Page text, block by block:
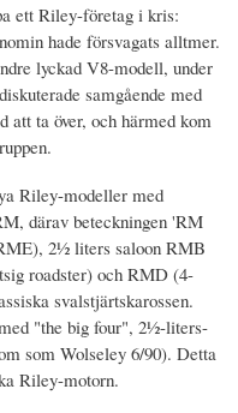
ett Riley-företag i kris:
hade försvagats alltmer.
lyckad V8-modell, under
samgående med
ta över, och härmed kom
Riley-modeller med
därav beteckningen 'RM
2½ liters saloon RMB
roadster) och RMD (4-
svalstjärtskarossen.
"the big four", 2½-liters-
som Wolseley 6/90). Detta
Riley-motorn.